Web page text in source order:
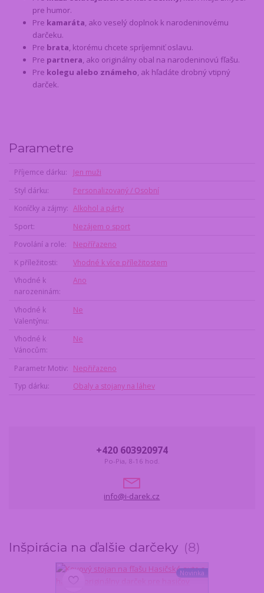
pre humor.
Pre kamaráta, ako veselý doplnok k narodeninovému
darčeku.
Pre brata, ktorému chcete spríjemniť oslavu.
Pre partnera, ako originálny obal na narodeninovú fľašu.
Pre kolegu alebo známeho, ak hľadáte drobný vtipný
darček.
Parametre
Příjemce dárku
Jen muži
Styl dárku
Personalizovaný / Osobní
Koníčky a zájmy
Alkohol a párty
Sport
Nezájem o sport
Povolání a role
Nepřířazeno
K příležitosti
Vhodné k více příležitostem
Vhodné k
narozeninám
Ano
Vhodné k
Valentýnu
Ne
Vhodné k
Vánocům
Ne
Parametr Motiv
Nepřiřazeno
Typ dárku
Obaly a stojany na láhev
+420 603920974
Po-Pia, 8-16 hod.
info@i-darek.cz
Inšpirácia na ďalšie darčeky 8
Novinka